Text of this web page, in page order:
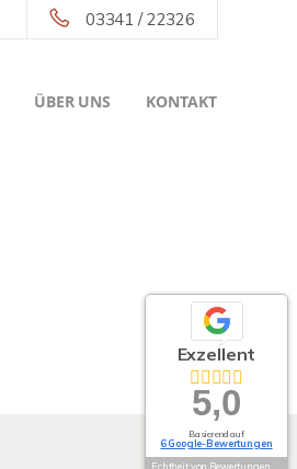
03341 / 22326
ÜBER UNS KONTAKT
Exzellent
5,0
Basierend auf
6 Google-Bewertungen
Echtheit von Bewertungen